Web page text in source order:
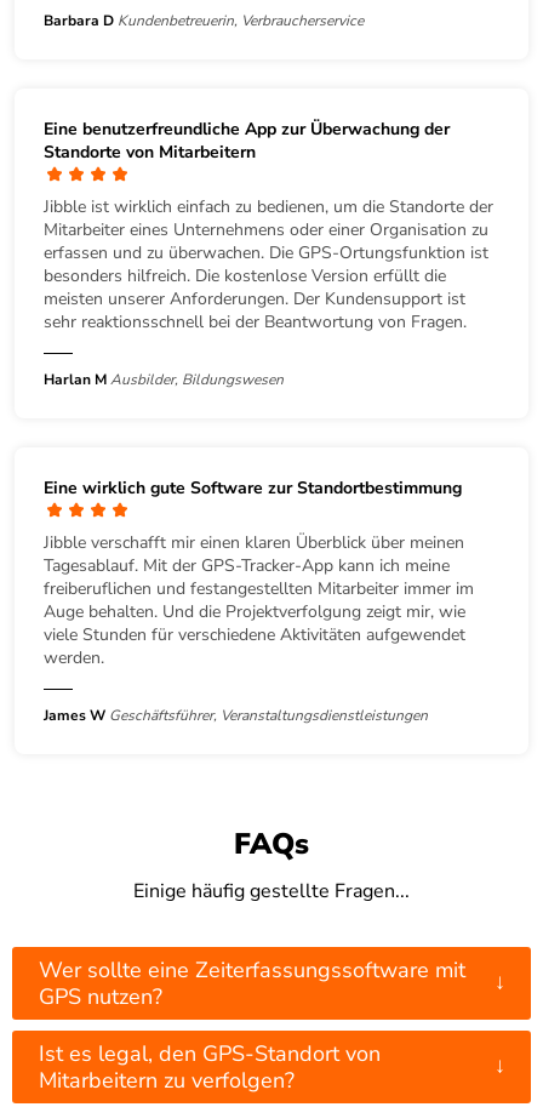
Barbara D Kundenbetreuerin, Verbraucherservice
Eine benutzerfreundliche App zur Überwachung der
Standorte von Mitarbeitern
Jibble ist wirklich einfach zu bedienen, um die Standorte der
Mitarbeiter eines Unternehmens oder einer Organisation zu
erfassen und zu überwachen. Die GPS-Ortungsfunktion ist
besonders hilfreich. Die kostenlose Version erfüllt die
meisten unserer Anforderungen. Der Kundensupport ist
sehr reaktionsschnell bei der Beantwortung von Fragen.
Harlan MAusbilder, Bildungswesen
Eine wirklich gute Software zur Standortbestimmung
Jibble verschafft mir einen klaren Überblick über meinen
Tagesablauf. Mit der GPS-Tracker-App kann ich meine
freiberuflichen und festangestellten Mitarbeiter immer im
Auge behalten. Und die Projektverfolgung zeigt mir, wie
viele Stunden für verschiedene Aktivitäten aufgewendet
werden.
James W Geschäftsführer, Veranstaltungsdienstleistungen
FAQs
Einige häufig gestellte Fragen...
Wer sollte eine Zeiterfassungssoftware mit
GPS nutzen?
↓
Ist es legal, den GPS-Standort von
Mitarbeitern zu verfolgen?
↓